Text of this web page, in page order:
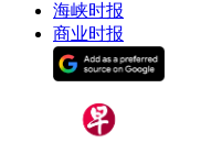
海峡时报
商业时报